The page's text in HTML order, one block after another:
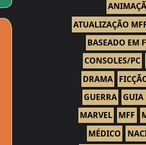
ATUALIZAÇÃO
BASEADO EM
CONSOLES/PC
DRAMA
GUERRA GUIA
MARVEL MFF
MÉDICO